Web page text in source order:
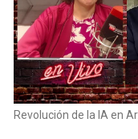
Revolución de la IA en